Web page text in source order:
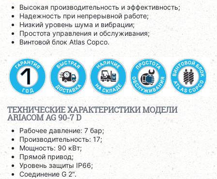
Высокая производительность и эффективность;
Надежность при непрерывной работе;
Низкий уровень шума и вибрации;
Простота управления и обслуживания;
Винтовой блок Atlas Copco.
ТЕХНИЧЕСКИЕ ХАРАКТЕРИСТИКИ МОДЕЛИ
ARIACOM AG 90-7 D
Рабочее давление: 7 бар;
Производительность: 17;
Мощность: 90 кВт;
Прямой привод;
Уровень защиты IP66;
Соединение G 2".